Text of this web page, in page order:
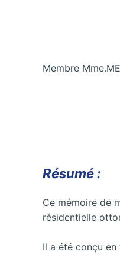
Membre
Résumé :
Ce mémoire de
résidentielle
Il a été conçu